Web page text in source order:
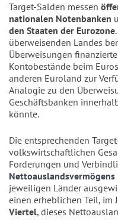
Target-Salden messen
nationalen Notenbanken
den Staaten der Eurozone
überweisenden Landes
Überweisungen
Kontobestände beim
anderen Euroland zur
Analogie zu den
Geschäftsbanken
könnte.
Die entsprechenden
volkswirtschaftlichen
Forderungen und
Nettoauslandsvermögens
jeweiligen Länder
einen erheblichen Teil, im
Viertel, dieses